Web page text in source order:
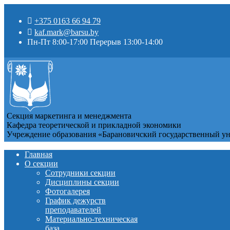
+375 0163 66 94 79
kaf.mark@barsu.by
Пн-Пт 8:00-17:00 Перерыв 13:00-14:00
Секция маркетинга и менеджмента
Кафедра теоретической и прикладной экономики
Учреждение образования «Барановичский государственный
Главная
О секции
Сотрудники секции
Дисциплины секции
Фотогалерея
График дежурств
преподавателей
Материально-техническая
база